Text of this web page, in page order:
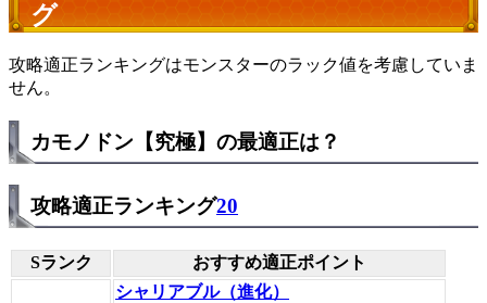
グ
攻略適正ランキングはモンスターのラック値を考慮していま
せん。
カモノドン【究極】の最適正は？
攻略適正ランキング20
Sランク おすすめ適正ポイント
シャリアブル（進化）